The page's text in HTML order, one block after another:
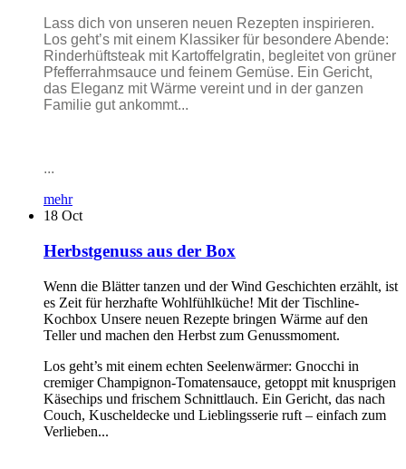
Lass dich von unseren neuen Rezepten inspirieren.
Los geht’s mit einem Klassiker für besondere Abende:
Rinderhüftsteak mit Kartoffelgratin, begleitet von grüner
Pfefferrahmsauce und feinem Gemüse. Ein Gericht,
das Eleganz mit Wärme vereint und in der ganzen
Familie gut ankommt...
...
mehr
18 Oct
Herbstgenuss aus der Box
Wenn die Blätter tanzen und der Wind Geschichten erzählt, ist
es Zeit für herzhafte Wohlfühlküche! Mit der Tischline-
Kochbox Unsere neuen Rezepte bringen Wärme auf den
Teller und machen den Herbst zum Genussmoment.
Los geht’s mit einem echten Seelenwärmer: Gnocchi in
cremiger Champignon-Tomatensauce, getoppt mit knusprigen
Käsechips und frischem Schnittlauch. Ein Gericht, das nach
Couch, Kuscheldecke und Lieblingsserie ruft – einfach zum
Verlieben...